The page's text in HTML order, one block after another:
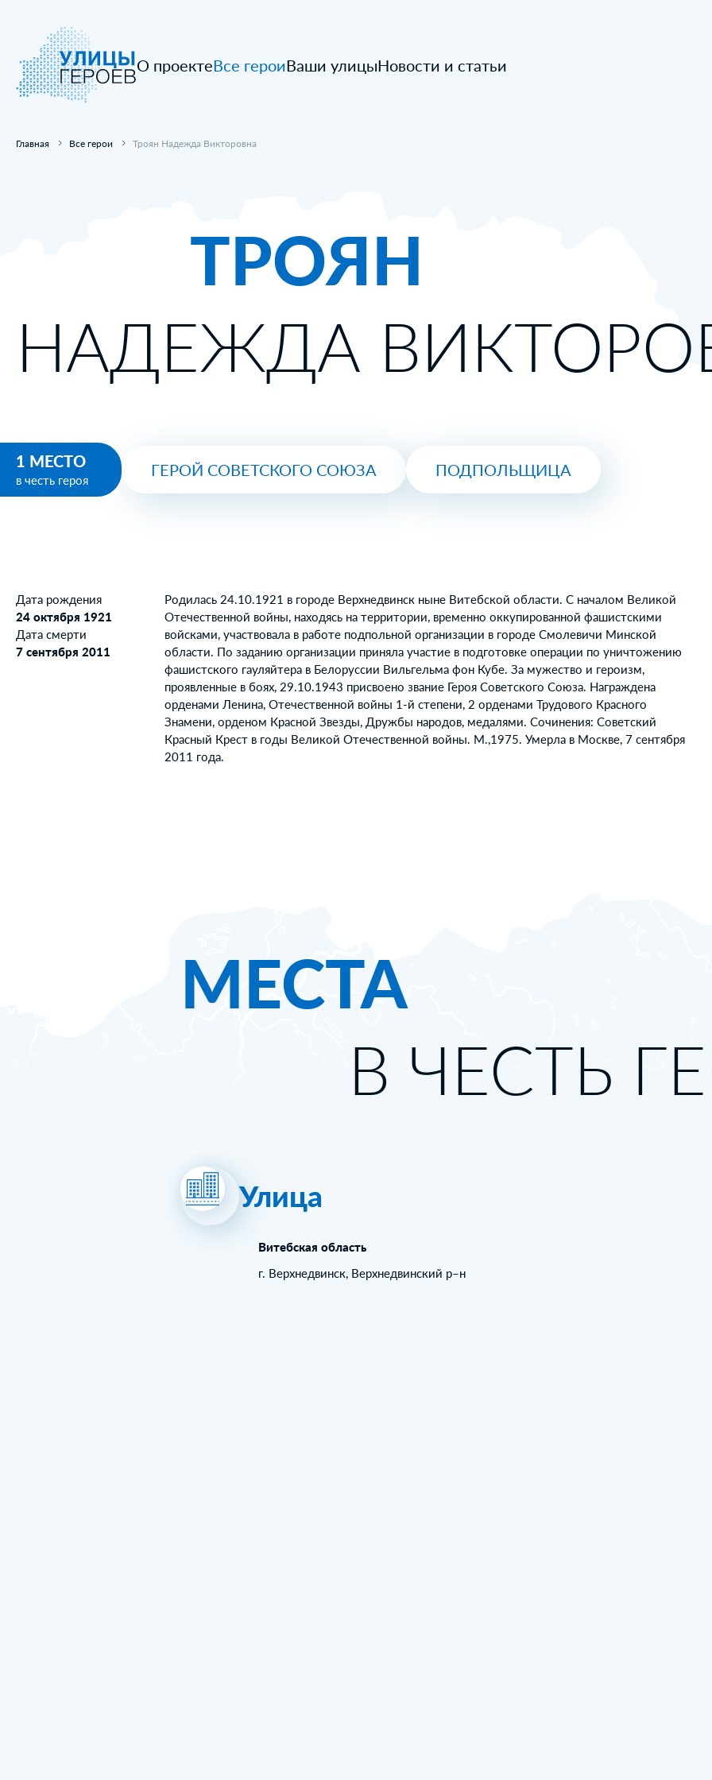
О проектеВсе героиВаши улицыНовости и статьи
Главная Все герои Троян Надежда Викторовна
ТРОЯН
НАДЕЖДА
1 МЕСТО
в честь героя
ГЕРОЙ СОВЕТСКОГО СОЮЗА ПОДПОЛЬЩИЦА
Дата рождения
24 октября 1921
Дата смерти
7 сентября 2011
Родилась 24.10.1921 в городе Верхнедвинск ныне Витебской области. С началом Великой
Отечественной войны, находясь на территории, временно оккупированной фашистскими
войсками, участвовала в работе подпольной организации в городе Смолевичи Минской
области. По заданию организации приняла участие в подготовке операции по уничтожению
фашистского гауляйтера в Белоруссии Вильгельма фон Кубе. За мужество и героизм,
проявленные в боях, 29.10.1943 присвоено звание Героя Советского Союза. Награждена
орденами Ленина, Отечественной войны 1-й степени, 2 орденами Трудового Красного
Знамени, орденом Красной Звезды, Дружбы народов, медалями. Сочинения: Советский
Красный Крест в годы Великой Отечественной войны. М.,1975. Умерла в Москве, 7 сентября
2011 года.
МЕСТА
В ЧЕСТЬ
Улица
Витебская область
г. Верхнедвинск, Верхнедвинский р–н